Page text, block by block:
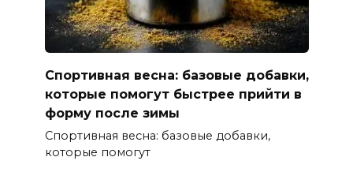
Спортивная весна: базовые добавки,
которые помогут быстрее прийти в
форму после зимы
Спортивная весна: базовые добавки,
которые помогут